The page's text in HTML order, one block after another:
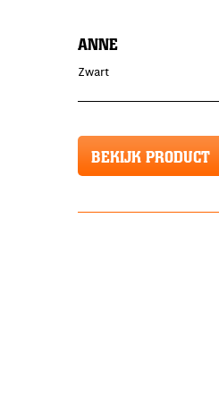
ANNE
Zwart
BEKIJK PRODUCT